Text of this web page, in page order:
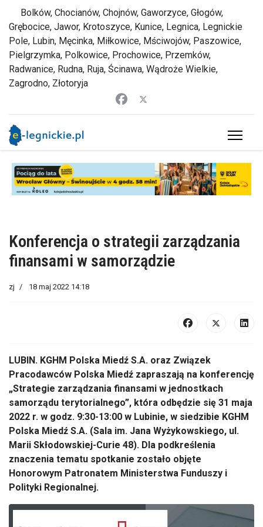
Bolków, Chocianów, Chojnów, Gaworzyce, Głogów,
Grębocice, Jawor, Krotoszyce, Kunice, Legnica, Legnickie
Pole, Lubin, Męcinka, Miłkowice, Mściwojów, Paszowice,
Pielgrzymka, Polkowice, Prochowice, Przemków,
Radwanice, Rudna, Ruja, Ścinawa, Wądroże Wielkie,
Zagrodno, Złotoryja
Konferencja o strategii zarządzania
finansami w samorządzie
zj 18 maj 2022 14:18
LUBIN. KGHM Polska Miedź S.A. oraz Związek
Pracodawców Polska Miedź zapraszają na konferencję
„Strategie zarządzania finansami w jednostkach
samorządu terytorialnego”, która odbędzie się 31 maja
2022 r. w godz. 9:30-13:00 w Lubinie, w siedzibie KGHM
Polska Miedź S.A. (Sala im. Jana Wyżykowskiego, ul.
Marii Skłodowskiej-Curie 48). Dla podkreślenia
znaczenia tematu spotkanie zostało objęte
Honorowym Patronatem Ministerstwa Funduszy i
Polityki Regionalnej.